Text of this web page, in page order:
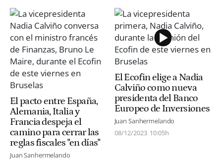
El pacto entre España,
Alemania, Italia y
Francia despeja el
camino para cerrar las
reglas fiscales "en días"
Juan Sanhermelando
El Ecofin elige a Nadia
Calviño como nueva
presidenta del Banco
Europeo de Inversiones
Juan Sanhermelando
08/12/2023 10:05h